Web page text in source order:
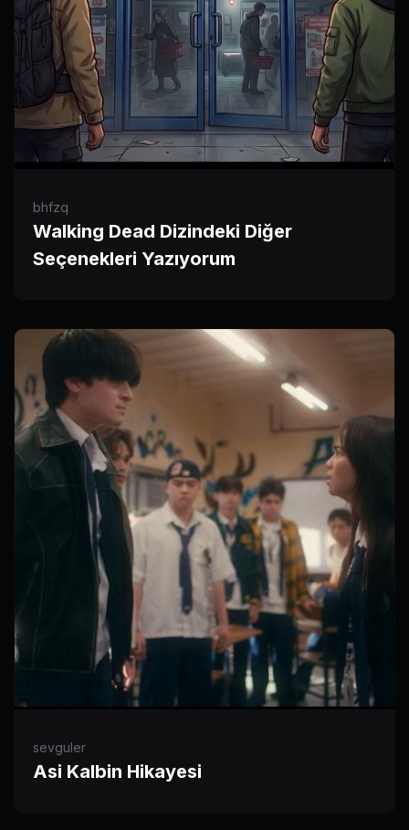
bhfzq
Walking Dead Dizindeki Diğer
Seçenekleri Yazıyorum
sevguler
Asi Kalbin Hikayesi